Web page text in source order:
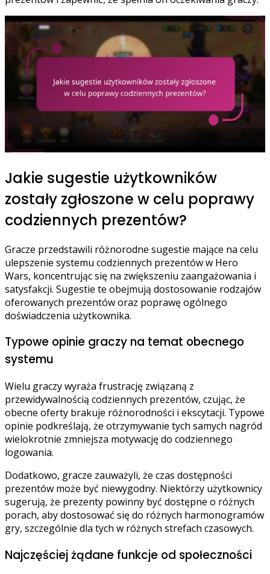
Jakie sugestie użytkowników
zostały zgłoszone w celu poprawy
codziennych prezentów?
Gracze przedstawili różnorodne sugestie mające na celu
ulepszenie systemu codziennych prezentów w Hero
Wars, koncentrując się na zwiększeniu zaangażowania i
satysfakcji. Sugestie te obejmują dostosowanie rodzajów
oferowanych prezentów oraz poprawę ogólnego
doświadczenia użytkownika.
Typowe opinie graczy na temat obecnego
systemu
Wielu graczy wyraża frustrację związaną z
przewidywalnością codziennych prezentów, czując, że
obecne oferty brakuje różnorodności i ekscytacji. Typowe
opinie podkreślają, że otrzymywanie tych samych nagród
wielokrotnie zmniejsza motywację do codziennego
logowania.
Dodatkowo, gracze zauważyli, że czas dostępności
prezentów może być niewygodny. Niektórzy użytkownicy
sugerują, że prezenty powinny być dostępne o różnych
porach, aby dostosować się do różnych harmonogramów
gry, szczególnie dla tych w różnych strefach czasowych.
Najczęściej żądane funkcje od społeczności